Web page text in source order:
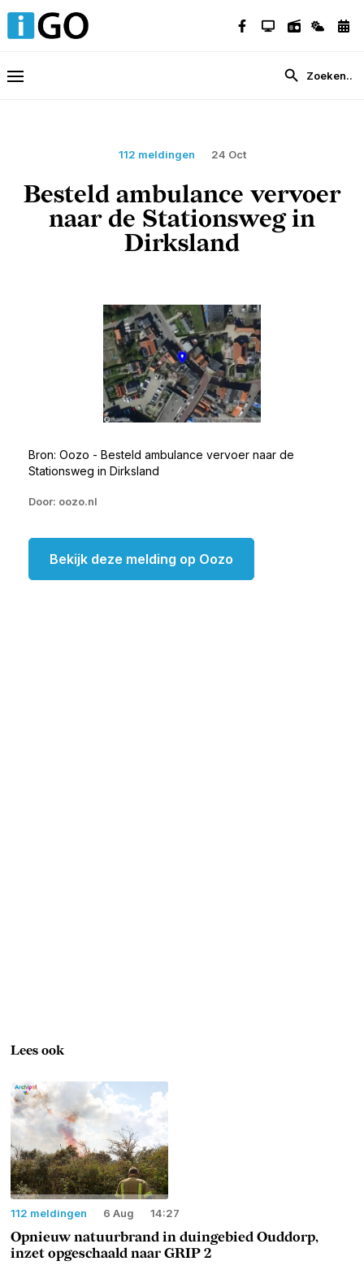
112 meldingen 24 Oct
Besteld ambulance vervoer
naar de Stationsweg in
Dirksland
Bron: Oozo - Besteld ambulance vervoer naar de
Stationsweg in Dirksland
Door: oozo.nl
Bekijk deze melding op Oozo
Lees ook
112 meldingen 6 Aug 14:27
Opnieuw natuurbrand in duingebied Ouddorp,
inzet opgeschaald naar GRIP 2